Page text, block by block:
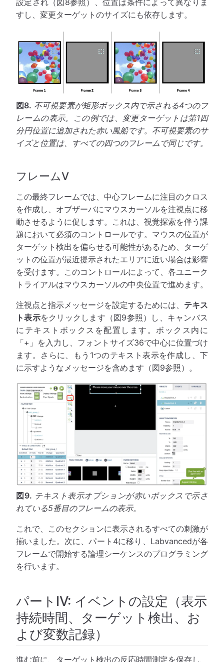
すし、変更ターゲットのサイズにも依存します。
図8. 不可視要素が矩形ボックス内で示される4つのフ
レームの表示。この例では、変更ターゲットは第1四
分円位置に追加された赤い風船です。不可視要素のサ
イズと位置は、すべての四つのフレームで同じです。
フレームV
この最終フレームでは、中心フレームに注目のクロス
を作成し、オブザーバにマウスカーソルを注視点に移
動させるように促します。これは、視覚探索を伴う課
題において必須のコントロールです。マウスの位置が
ターゲット検出を偏らせる可能性があるため、ターゲ
ットの位置が最近提示されたエリアに近い場合は影響
を受けます。このコントロールによって、各ユニーク
トライアルはマウスカーソルの中央位置で進めます。
注視点と指示メッセージを設定するためには、 テキス
ト表示をクリックします（図9参照）し、キャンバス
にテキストボックスを配置します。ボックス内に
「+」を入力し、フォントサイズ36で中心に位置づけ
ます。さらに、もう1つのテキスト表示を作成し、下
に示すようなメッセージを含めます（図9参照）。
図9. テキスト表示オプションが赤いボックスで示さ
れている5番目のフレームの表示。
これで、このセクションに表示されるすべての刺激が
揃いました。次に、パート4に移り、Labvancedが各
フレームで開始する論理シーケンスのプログラミング
を行います。
パートIV: イベントの設定（表示
持続時間、ターゲット検出、お
よび変数記録）
進む前に、ターゲット検出の反応時間測定を保存し、